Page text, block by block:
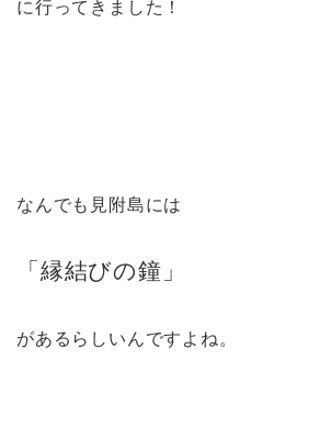
に行ってきました！
なんでも見附島には
「縁結びの鐘」
があるらしいんですよね。